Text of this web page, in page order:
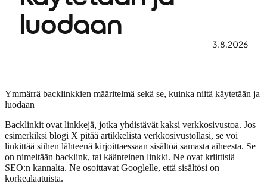
luodaan
3.8.2026
Ymmärrä backlinkkien määritelmä sekä se, kuinka niitä käytetään ja
luodaan
Backlinkit ovat linkkejä, jotka yhdistävät kaksi verkkosivustoa. Jos
esimerkiksi blogi X pitää artikkelista verkkosivustollasi, se voi
linkittää siihen lähteenä kirjoittaessaan sisältöä samasta aiheesta. Se
on nimeltään backlink, tai käänteinen linkki. Ne ovat kriittisiä
SEO:n kannalta. Ne osoittavat Googlelle, että sisältösi on
korkealaatuista.